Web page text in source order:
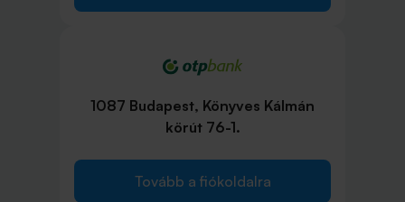
1087 Budapest, Könyves Kálmán
körút 76-1.
Tovább a fiókoldalra